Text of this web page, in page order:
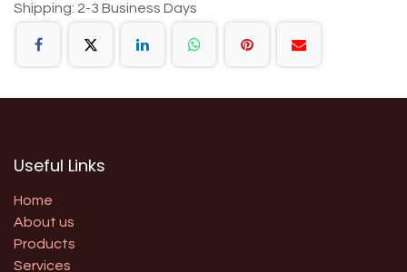
Shipping: 2-3 Business Days
Useful Links
Home
About us
Products
Services